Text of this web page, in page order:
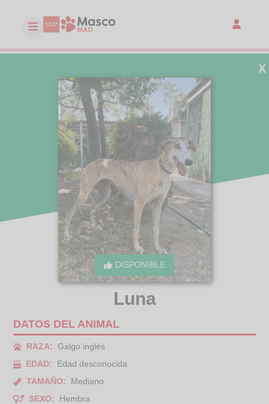
DISPONIBLE
X
Luna
DATOS DEL ANIMAL
RAZA:
Galgo inglés
EDAD:
Edad desconocida
TAMAÑO:
Mediano
SEXO:
Hembra